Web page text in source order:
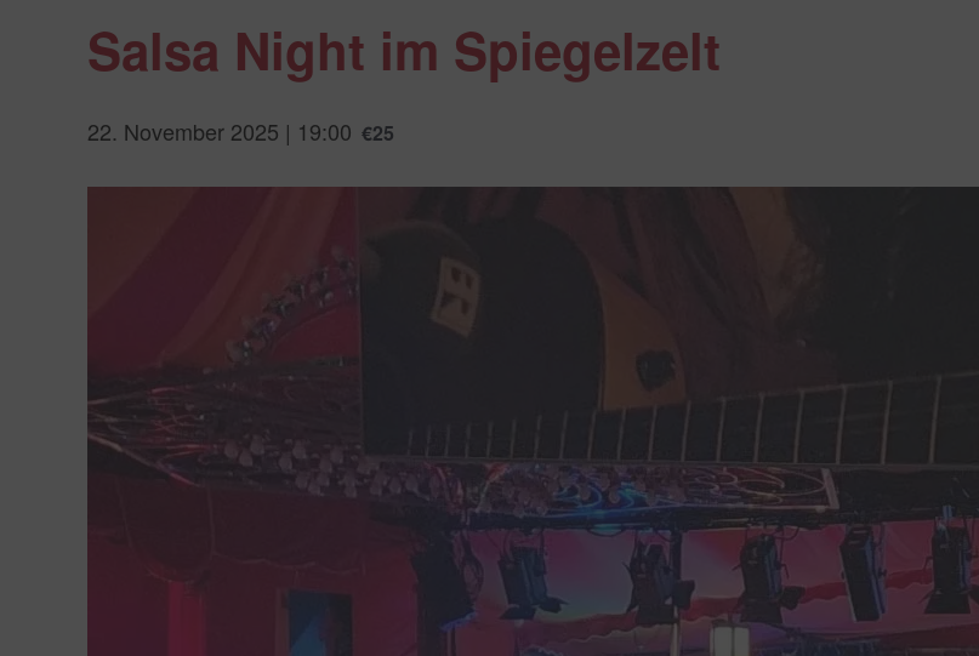
Salsa Night im Spiegelzelt
22. November 2025 | 19:00 €25